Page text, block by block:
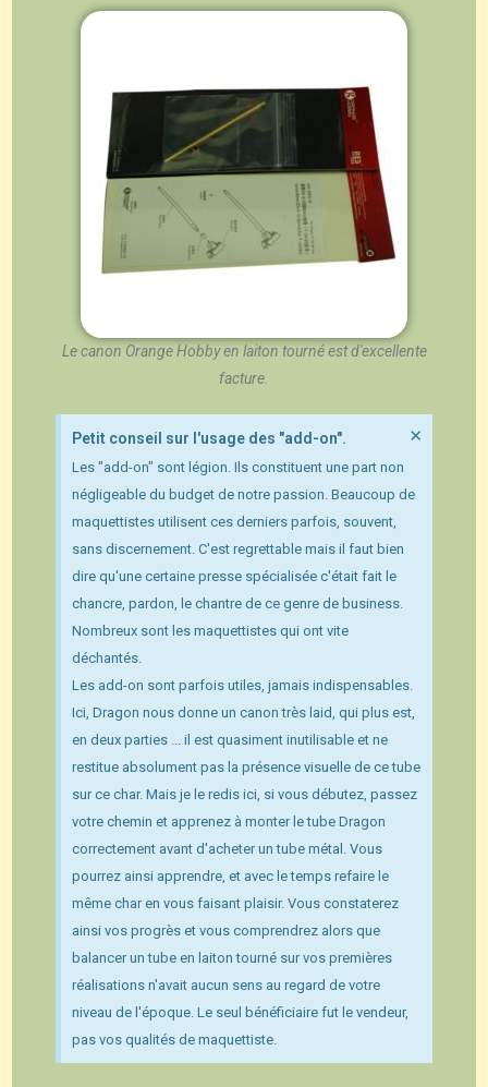
Le canon Orange Hobby en laiton tourné est d'excellente
facture.
Petit conseil sur l'usage des "add-on".
Les "add-on" sont légion. Ils constituent une part non
négligeable du budget de notre passion. Beaucoup de
maquettistes utilisent ces derniers parfois, souvent,
sans discernement. C'est regrettable mais il faut bien
dire qu'une certaine presse spécialisée c'était fait le
chancre, pardon, le chantre de ce genre de business.
Nombreux sont les maquettistes qui ont vite
déchantés.
Les add-on sont parfois utiles, jamais indispensables.
Ici, Dragon nous donne un canon très laid, qui plus est,
en deux parties ... il est quasiment inutilisable et ne
restitue absolument pas la présence visuelle de ce tube
sur ce char. Mais je le redis ici, si vous débutez, passez
votre chemin et apprenez à monter le tube Dragon
correctement avant d'acheter un tube métal. Vous
pourrez ainsi apprendre, et avec le temps refaire le
même char en vous faisant plaisir. Vous constaterez
ainsi vos progrès et vous comprendrez alors que
balancer un tube en laiton tourné sur vos premières
réalisations n'avait aucun sens au regard de votre
niveau de l'époque. Le seul bénéficiaire fut le vendeur,
pas vos qualités de maquettiste.
×